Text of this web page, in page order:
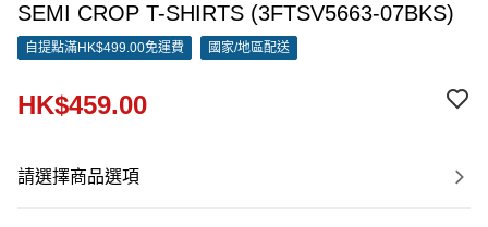
SEMI CROP T-SHIRTS (3FTSV5663-07BKS)
自提點滿HK$499.00免運費 國家/地區配送
HK$459.00
請選擇商品選項